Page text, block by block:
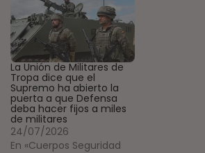
La Unión de Militares de
Tropa dice que el
Supremo ha abierto la
puerta a que Defensa
deba hacer fijos a miles
de militares
24/07/2026
En «Cuerpos Seguridad